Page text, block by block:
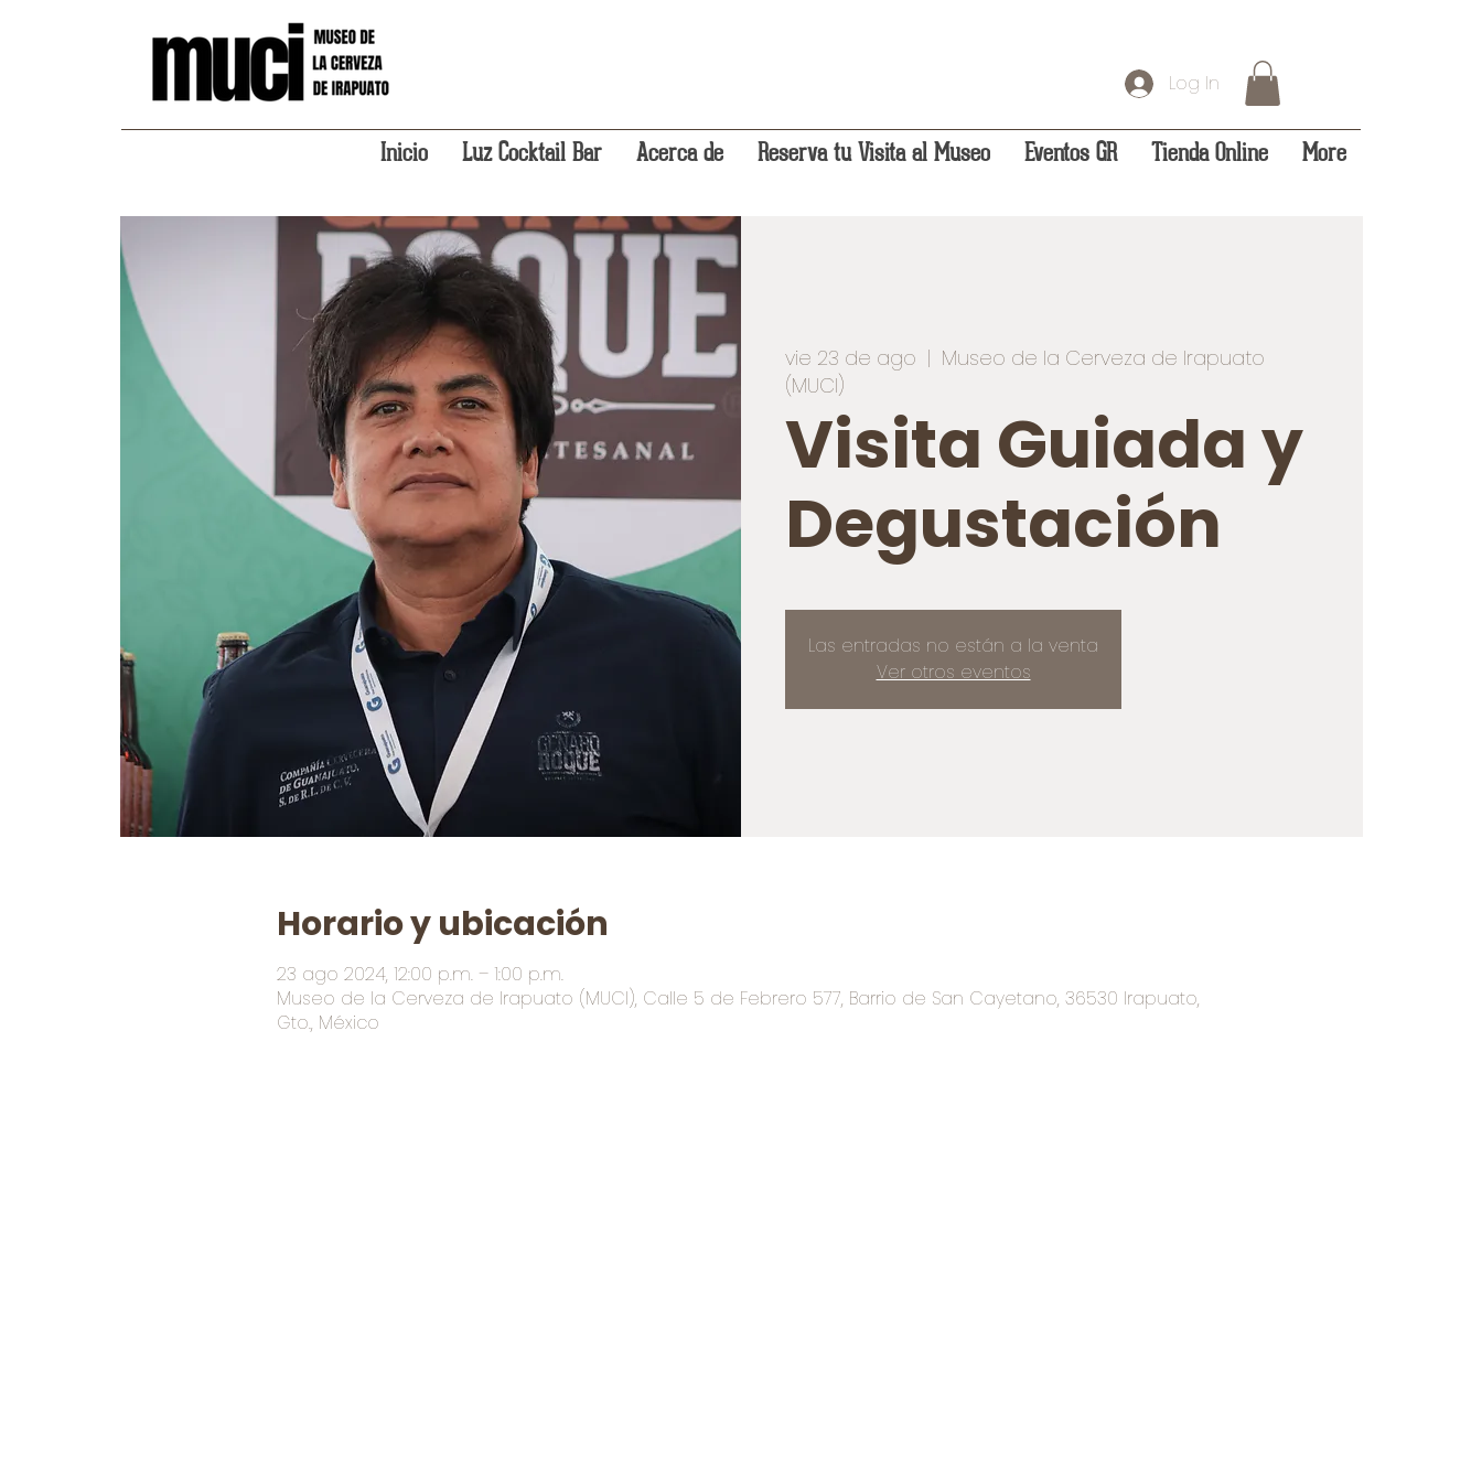
Log In
Inicio Luz Cocktail Bar Acerca de Reserva tu Visita al Museo Eventos GR Tienda Online More
vie 23 de ago
  |
Museo de la Cerveza de Irapuato
(MUCI)
Visita Guiada y
Degustación
Las entradas no están a la venta
Ver otros eventos
Horario y ubicación
23 ago 2024, 12:00 p.m. – 1:00 p.m.
Museo de la Cerveza de Irapuato (MUCI), Calle 5 de Febrero 577, Barrio de San Cayetano, 36530 Irapuato,
Gto., México